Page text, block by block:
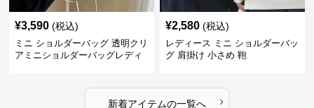
¥3,590 (税込)
ミニ ショルダーバッグ 透明クリ
アミニショルダーバッグレディ
¥2,580 (税込)
レディース ミニ ショルダーバッ
グ 肩掛け 小さめ 鞄
新着アイテムの一覧へ ›